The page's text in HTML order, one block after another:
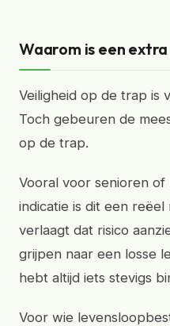
Waarom is een
Veiligheid op de trap is
Toch gebeuren de
op de trap.
Vooral voor senioren of
indicatie is dit een
verlaagt dat risico
grijpen naar een losse
hebt altijd iets stevigs
Voor wie